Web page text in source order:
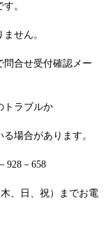
。
せん。
問合せ受付確認メー
トラブルか
場合があります。
928－658
、日、祝）までお電